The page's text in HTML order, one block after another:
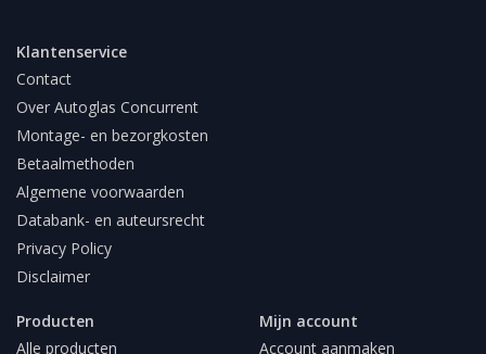
Klantenservice
Contact
Over Autoglas Concurrent
Montage- en bezorgkosten
Betaalmethoden
Algemene voorwaarden
Databank- en auteursrecht
Privacy Policy
Disclaimer
Producten
Alle producten
Mijn account
Account aanmaken